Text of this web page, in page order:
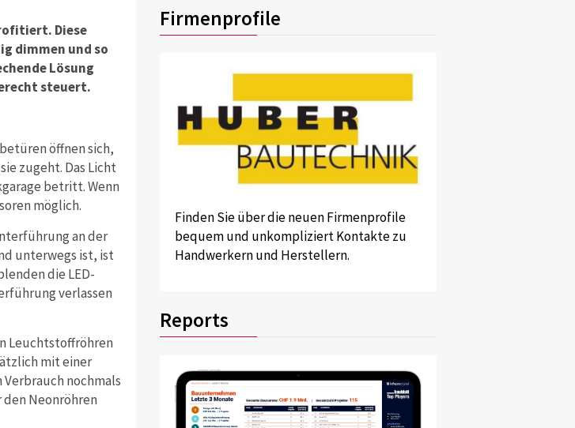
Diese
dimmen und so
Lösung
steuert.
öffnen sich,
zugeht. Das Licht
betritt. Wenn
möglich.
an der
unterwegs ist, ist
die LED-
verlassen
Leuchtstoffröhren
mit einer
nochmals
den Neonröhren
Firmenprofile
Finden Sie über die neuen Firmenprofile
bequem und unkompliziert Kontakte zu
Handwerkern und Herstellern.
Reports